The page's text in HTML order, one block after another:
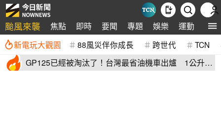
颱風來襲 焦點 即時 要聞 專題 娛樂 運動 全球
新電玩大觀園 88風災伴你成長 跨世代 TCN
GP125已經被淘汰了！台灣最省油機車出爐 1公升油